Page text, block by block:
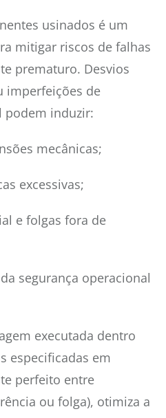
usinados é um
mitigar riscos de falhas
prematuro. Desvios
imperfeições de
podem induzir:
mecânicas;
excessivas;
e folgas fora de
segurança operacional
executada dentro
especificadas em
perfeito entre
ou folga), otimiza a